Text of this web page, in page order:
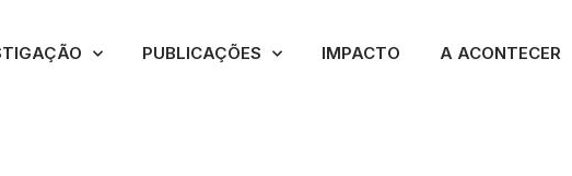
PUBLICAÇÕES IMPACTO A ACONTECER